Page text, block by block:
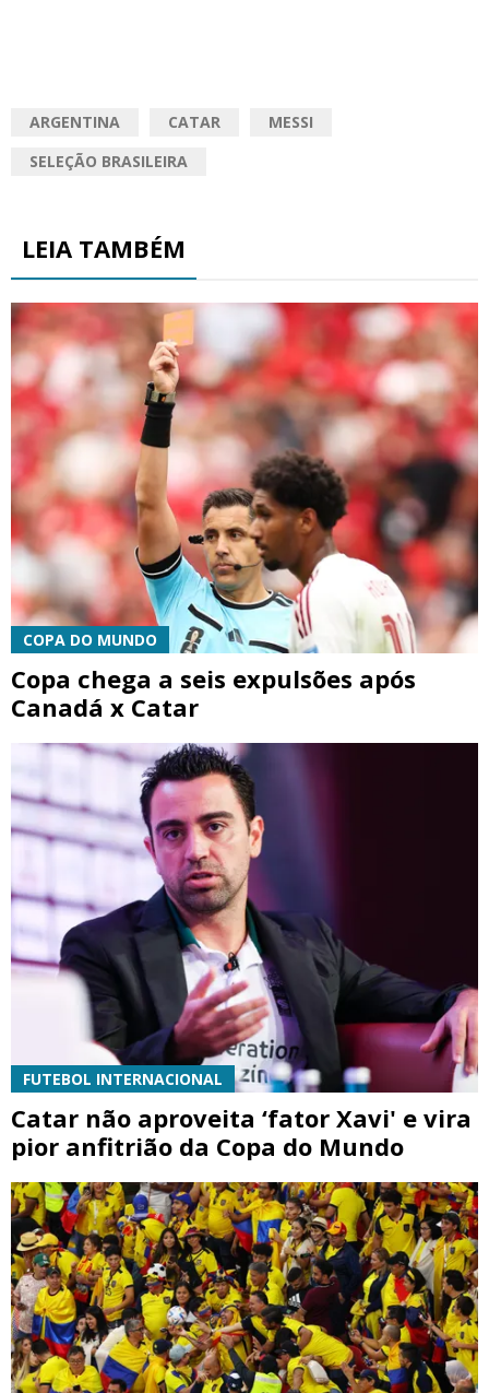
ARGENTINA CATAR
MESSI
SELEÇÃO BRASILEIRA
LEIA TAMBÉM
COPA DO MUNDO
Copa chega a seis expulsões após
Canadá x Catar
FUTEBOL INTERNACIONAL
Catar não aproveita ‘fator Xavi' e vira
pior anfitrião da Copa do Mundo